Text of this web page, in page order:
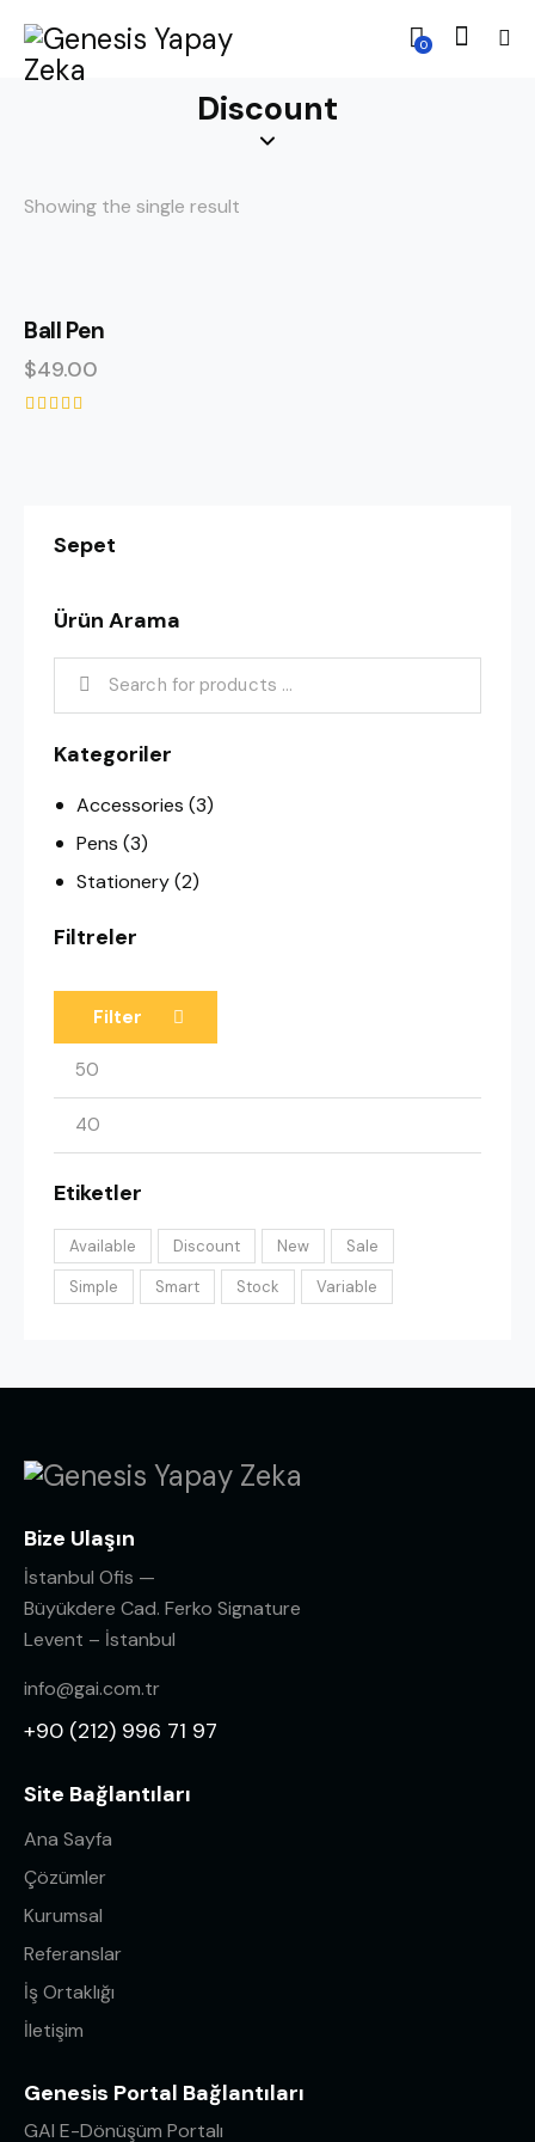
0
Discount
Showing the single result
Ball Pen
$49.00
Sepet
Ürün Arama
Kategoriler
Accessories (3)
Pens (3)
Stationery(2)
Filtreler
Filter
Etiketler
Available Discount New
Sale
Simple
Smart Stock Variable
Bize Ulaşın
İstanbul Ofis —
Büyükdere Cad. Ferko Signature
Levent – İstanbul
info@gai.com.tr
+90 (212) 996 71 97
Site Bağlantıları
Ana Sayfa
Çözümler
Kurumsal
Referanslar
İş Ortaklığı
İletişim
Genesis Portal Bağlantıları
GAI E-Dönüşüm Portalı